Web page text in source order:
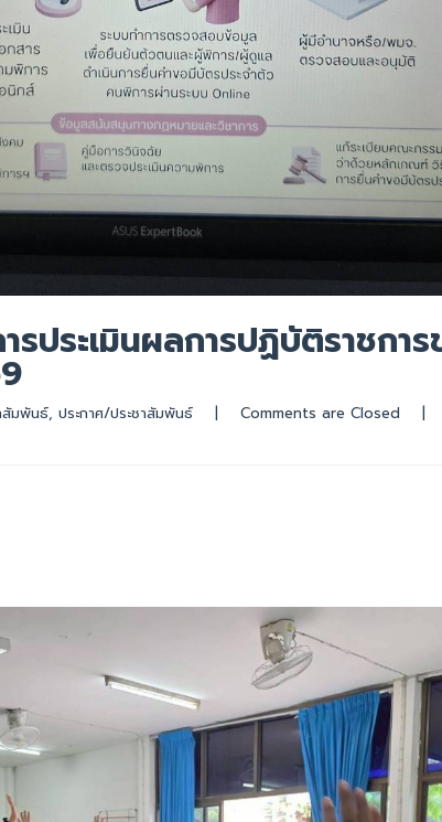
รประเมินผลการปฏิบัติราชกา
สัมพันธ์, ประกาศ/ประชาสัมพันธ์ Comments are Closed